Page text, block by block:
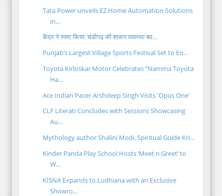
Tata Power unveils EZ Home Automation Solutions
in...
केंद्र ने स्पष्ट किया: चंडीगढ़ की शासन व्यवस्था बद...
Punjab’s Largest Village Sports Festival Set to En...
Toyota Kirloskar Motor Celebrates “Namma Toyota
Ha...
Ace Indian Pacer Arshdeep Singh Visits 'Opus One'
CLF Literati Concludes with Sessions Showcasing
Au...
Mythology author Shalini Modi, Spiritual Guide Kri...
Kinder Panda Play School Hosts ‘Meet n Greet’ to
W...
KISNA Expands to Ludhiana with an Exclusive
Showro...